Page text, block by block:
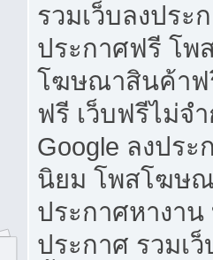
รวมเว็บลงประ
ประกาศฟรี โพ
โฆษณาสินค้าฟ
ฟรี เว็บฟรีไม่จ
Google ลงปร
นิยม โพสโฆษ
ประกาศหางาน
ประกาศ รวมเ